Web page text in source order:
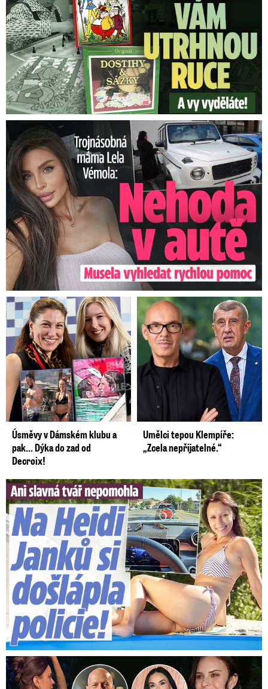
Trojnásobná máma Lela Vémola: Nehoda v autě
Úsměvy v Dámském klubu a
pak… Dýka do zad od
Decroix!
Umělci tepou Klempíře:
„Zcela nepřijatelné.“
Slavná tvář nepomohla. Na Heidi Janků si došlápla policie
Dcera nemocného Willise a Moore se vdala: Tajemství šatů